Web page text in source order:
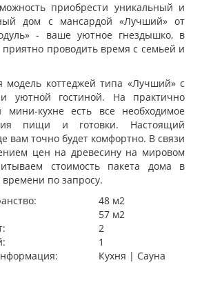
приобрести уникальный и
дом с мансардой «Лучший» от
- ваше уютное гнездышко, в
приятно проводить время с семьей и
модель коттеджей типа «Лучший» с
уютной гостиной. На практично
мини-кухне есть все необходимое
пищи и готовки. Настоящий
вам точно будет комфортно. В связи
цен на древесину на мировом
стоимость пакета дома в
по запросу.
48 м2
57 м2
2
1
Кухня | Сауна